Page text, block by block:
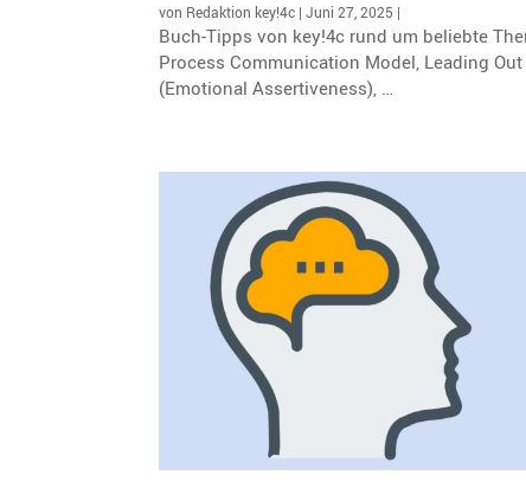
von Redaktion key!4c |Juni 27, 2025 |
Buch-Tipps von key!4c rund um beliebte
Process Commu­ni­ca­tion Model, Leading
(Emotional Assertiveness), …